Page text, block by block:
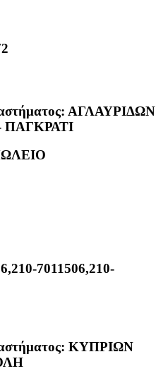
ΑΓΛΑΥΡΙΔΩΝ
ΠΑΓΚΡΑΤΙ
7011506,210-
ΚΥΠΡΙΩΝ